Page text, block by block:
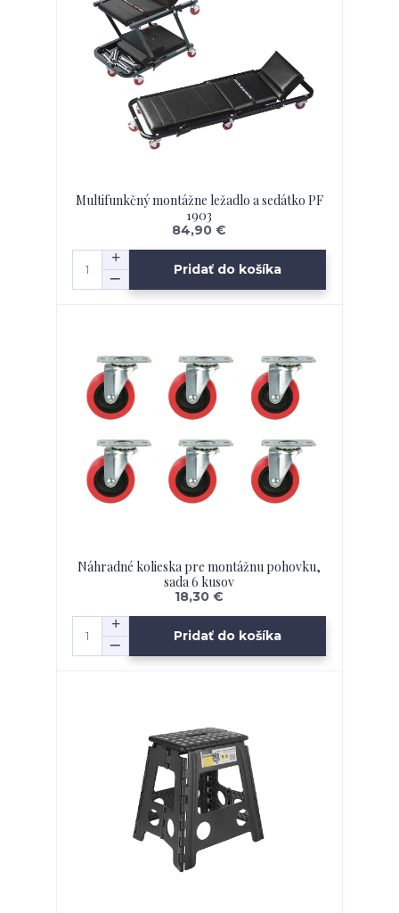
Multifunkčný montážne ležadlo a sedátko PF
1903
84,90 €
Pridať do košíka
Náhradné kolieska pre montážnu pohovku,
sada 6 kusov
18,30 €
Pridať do košíka